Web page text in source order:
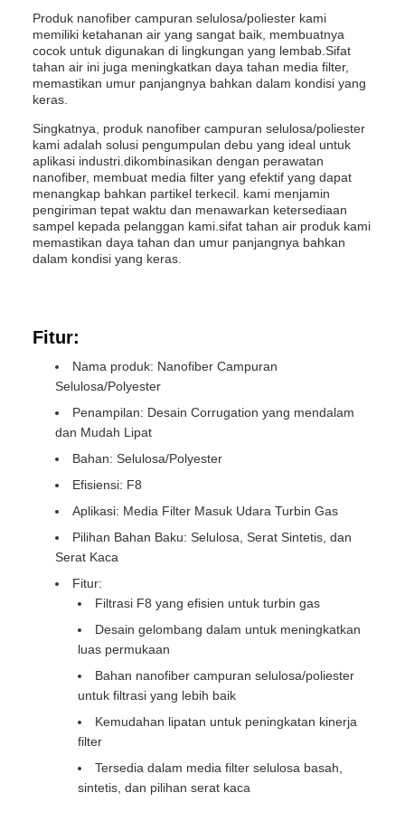
Produk nanofiber campuran selulosa/poliester kami
memiliki ketahanan air yang sangat baik, membuatnya
cocok untuk digunakan di lingkungan yang lembab.Sifat
tahan air ini juga meningkatkan daya tahan media filter,
memastikan umur panjangnya bahkan dalam kondisi yang
keras.
Singkatnya, produk nanofiber campuran selulosa/poliester
kami adalah solusi pengumpulan debu yang ideal untuk
aplikasi industri.dikombinasikan dengan perawatan
nanofiber, membuat media filter yang efektif yang dapat
menangkap bahkan partikel terkecil. kami menjamin
pengiriman tepat waktu dan menawarkan ketersediaan
sampel kepada pelanggan kami.sifat tahan air produk kami
memastikan daya tahan dan umur panjangnya bahkan
dalam kondisi yang keras.
Fitur:
Nama produk: Nanofiber Campuran
Selulosa/Polyester
Penampilan: Desain Corrugation yang mendalam
dan Mudah Lipat
Bahan: Selulosa/Polyester
Efisiensi: F8
Aplikasi: Media Filter Masuk Udara Turbin Gas
Pilihan Bahan Baku: Selulosa, Serat Sintetis, dan
Serat Kaca
Fitur:
Filtrasi F8 yang efisien untuk turbin gas
Desain gelombang dalam untuk meningkatkan
luas permukaan
Bahan nanofiber campuran selulosa/poliester
untuk filtrasi yang lebih baik
Kemudahan lipatan untuk peningkatan kinerja
filter
Tersedia dalam media filter selulosa basah,
sintetis, dan pilihan serat kaca